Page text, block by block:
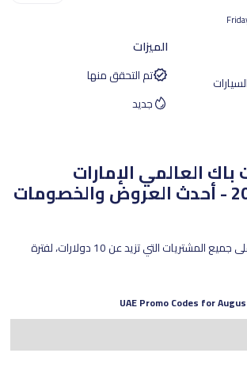
الميزات
تم التحقق منها
جديد
العالمي الإمارات
أغسطس 2026 - أحدث العروض والخصومات
احصل على خصم 15% على جميع المشتريات التي تزيد عن 10 دولارات، لفترة